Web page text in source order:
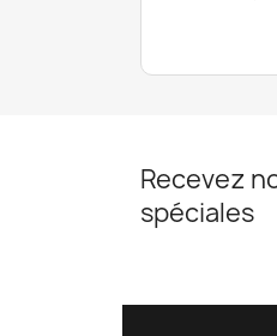
Recevez
spéciales